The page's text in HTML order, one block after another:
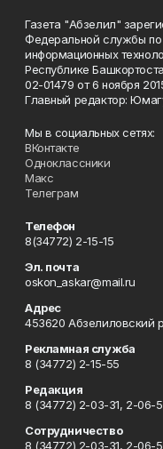
Газета "Абзелил"
Федеральной службы
информационных
Республике
02-01479 от 6 ноября
Главный редактор:
Мы в социальных сетях:
ВКонтакте
Одноклассники
Макс
Телеграм
Телефон
8(34772) 2-15-15
Эл. почта
oskon_askar@mail.ru
Адрес
453620 Абзелиловский
Рекламная служба
8 (34772) 2-15-55
Редакция
8 (34772) 2-03-31, 2-06-
Сотрудничество
8 (34772) 2-03-31, 2-06-